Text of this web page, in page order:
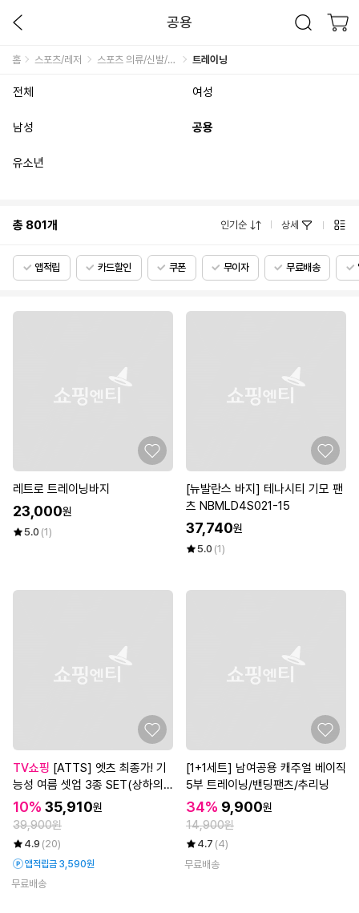
공용
홈 스포츠/레저 스포츠 의류/신발/잡화 트레이닝
전체 여성
남성 공용
유소년
총 801개 인기순 상세
앱적립 카드할인 쿠폰 무이자 무료배송
레트로 트레이닝바지
23,000원
5.0 (1)
[뉴발란스 바지] 테나시티 기모 팬
츠 NBMLD4S021-15
37,740원
5.0 (1)
TV쇼핑
능성 여름 셋업 3종 SET(상하의
+ 긴팔셔츠), 남녀공용
10% 35,910원
39,900원
4.9 (20)
앱적립금 3,590원
무료배송
[1+1세트] 남여공용 캐주얼 베이직
5부 트레이닝/밴딩팬츠/추리닝
34% 9,900원
14,900원
4.7 (4)
무료배송